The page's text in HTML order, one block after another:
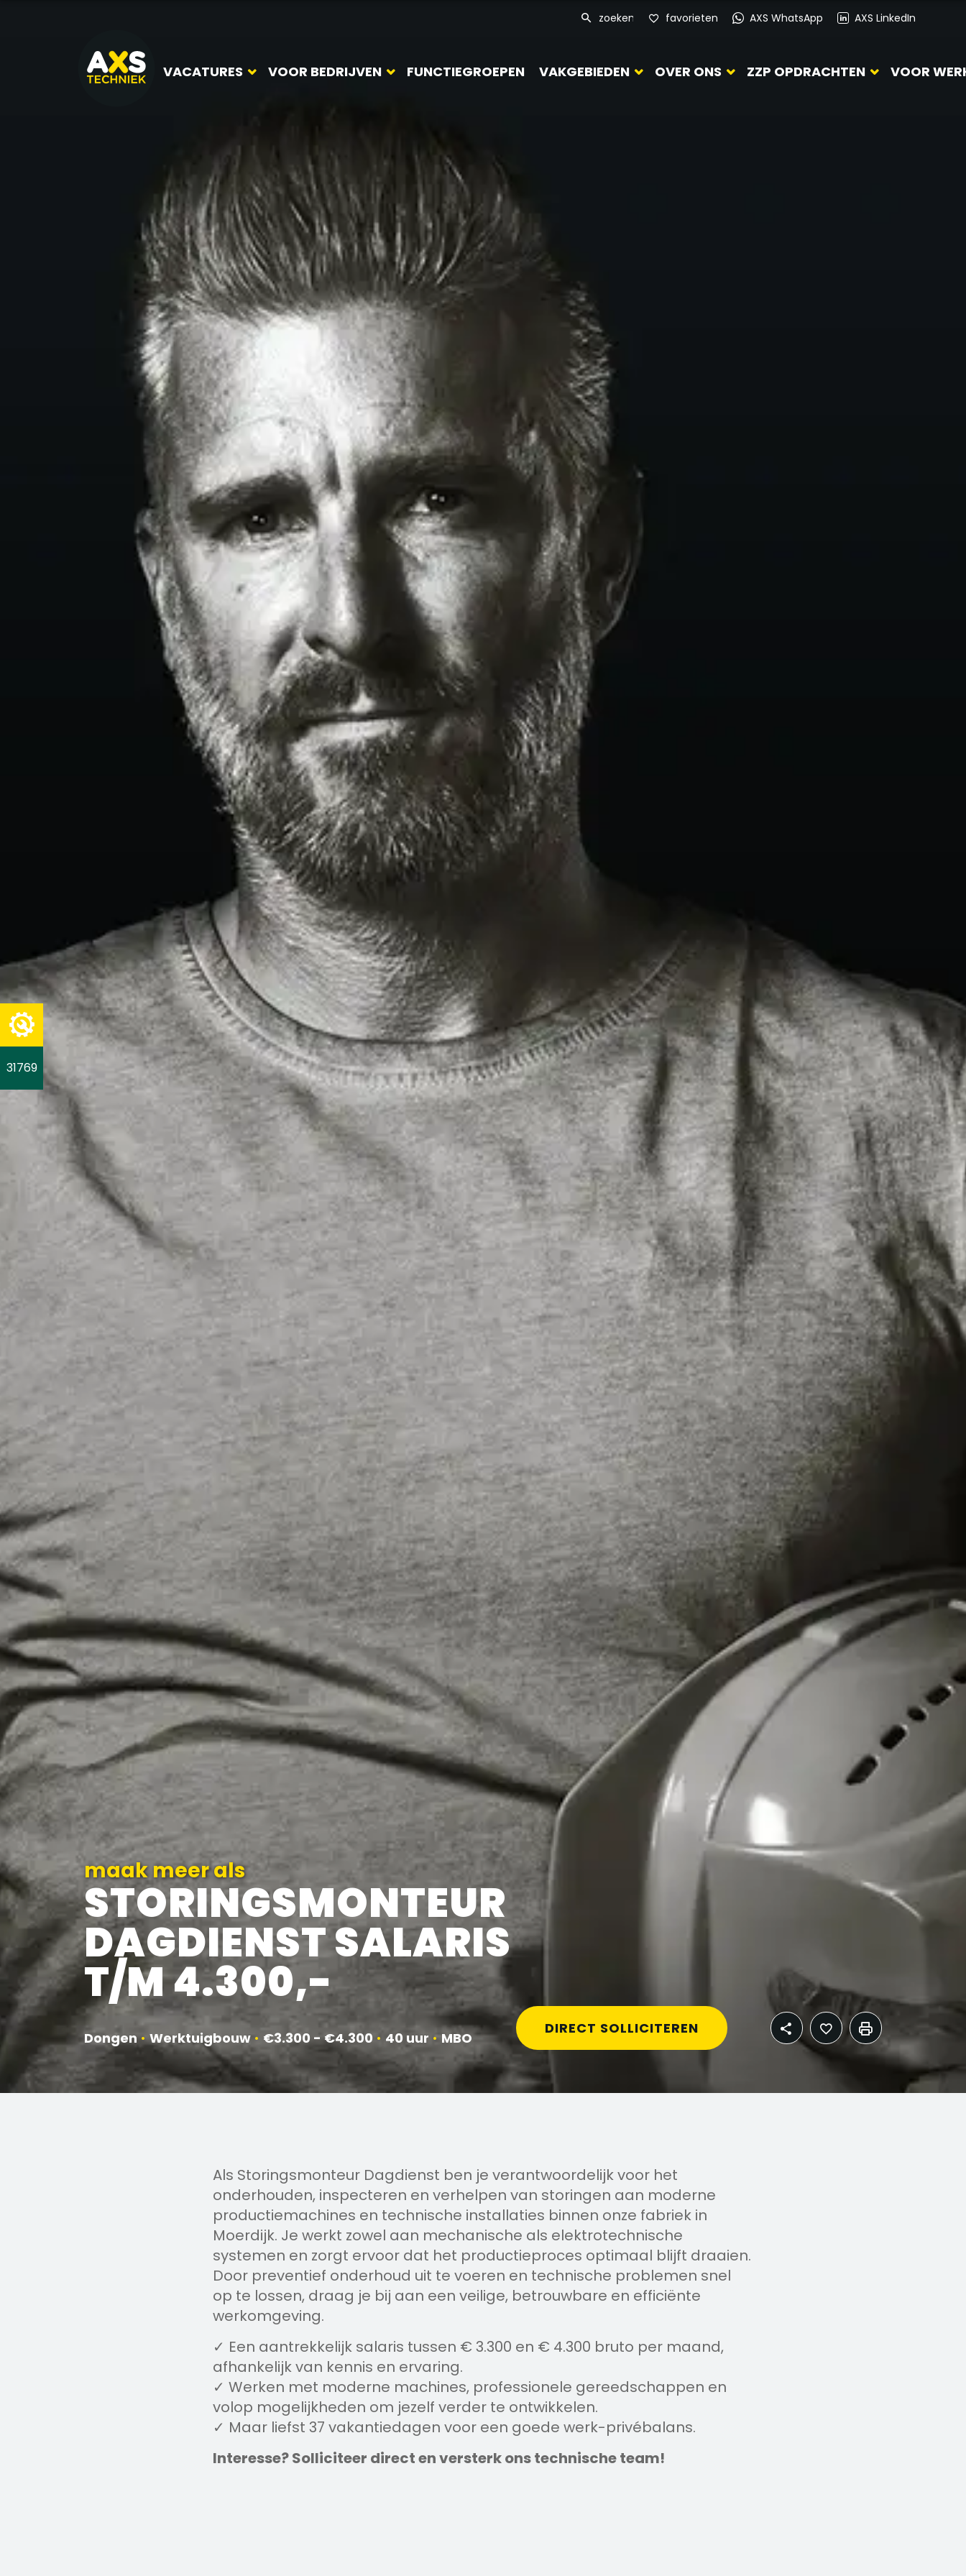
favorieten AXS WhatsApp AXS LinkedIn
VACATURES VOOR BEDRIJVEN FUNCTIEGROEPEN VAKGEBIEDEN OVER ONS ZZP OPDRACHTEN VOOR
maak meer als
STORINGSMONTEUR
DAGDIENST SALARIS
T/M 4.300,-
Dongen • Werktuigbouw • €3.300 - €4.300 • 40 uur • MBO
31769
DIRECT SOLLICITEREN
Als Storingsmonteur Dagdienst ben je verantwoordelijk voor het
onderhouden, inspecteren en verhelpen van storingen aan moderne
productiemachines en technische installaties binnen onze fabriek in
Moerdijk. Je werkt zowel aan mechanische als elektrotechnische
systemen en zorgt ervoor dat het productieproces optimaal blijft draaien.
Door preventief onderhoud uit te voeren en technische problemen snel
op te lossen, draag je bij aan een veilige, betrouwbare en efficiënte
werkomgeving.
✓ Een aantrekkelijk salaris tussen € 3.300 en € 4.300 bruto per maand,
afhankelijk van kennis en ervaring.
✓ Werken met moderne machines, professionele gereedschappen en
volop mogelijkheden om jezelf verder te ontwikkelen.
✓ Maar liefst 37 vakantiedagen voor een goede werk-privébalans.
Interesse? Solliciteer direct en versterk ons technische team!